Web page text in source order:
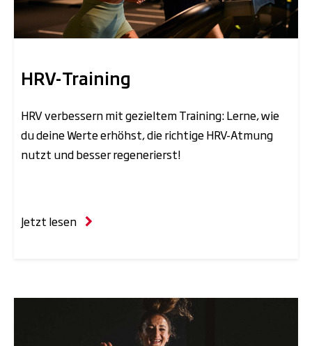
HRV-Training
HRV verbessern mit gezieltem Training: Lerne, wie
du deine Werte erhöhst, die richtige HRV-Atmung
nutzt und besser regenerierst!
Jetzt lesen